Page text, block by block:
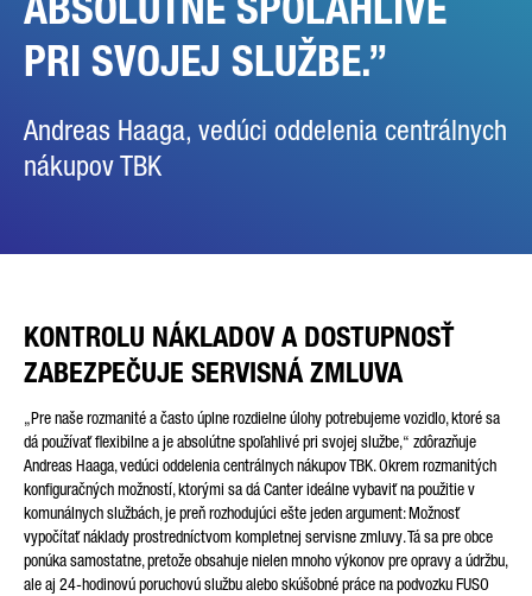
PRI SVOJEJ SLUŽBE.
Andreas Haaga, vedúci oddelenia centrálnych
nákupov TBK
KONTROLU NÁKLADOV A DOSTUPNOSŤ
ZABEZPEČUJE SERVISNÁ ZMLUVA
„Pre naše rozmanité a často úplne rozdielne úlohy potrebujeme vozidlo, ktoré sa
dá používať flexibilne a je absolútne spoľahlivé pri svojej službe,“ zdôrazňuje
Andreas Haaga, vedúci oddelenia centrálnych nákupov TBK. Okrem rozmanitých
konfiguračných možností, ktorými sa dá Canter ideálne vybaviť na použitie v
komunálnych službách, je preň rozhodujúci ešte jeden argument: Možnosť
vypočítať náklady prostredníctvom kompletnej servisne zmluvy. Tá sa pre obce
ponúka samostatne, pretože obsahuje nielen mnoho výkonov pre opravy a údržbu,
ale aj 24-hodinovú poruchovú službu alebo skúšobné práce na podvozku FUSO